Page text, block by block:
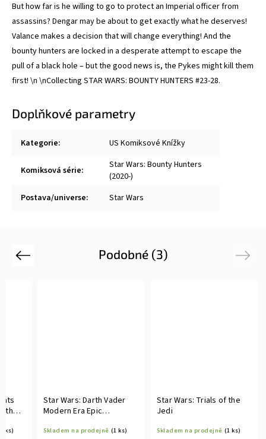
But how far is he willing to go to protect an Imperial officer from
assassins? Dengar may be about to get exactly what he deserves!
Valance makes a decision that will change everything! And the
bounty hunters are locked in a desperate attempt to escape the
pull of a black hole – but the good news is, the Pykes might kill them
first! \n \nCollecting STAR WARS: BOUNTY HUNTERS #23-28.
Doplňkové parametry
Kategorie: US Komiksové Knížky
Komiksová série:
Star Wars: Bounty Hunters
(2020-)
Postava/universe: Star Wars
Podobné (3)
Previous
the
ks)
Star Wars: Darth Vader
Modern Era Epic
TP
Skladem na prodejně (1 ks)
Star Wars: Trials of the
Jedi
Skladem na prodejně (1 ks)
Next